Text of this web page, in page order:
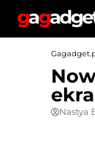
Nastya